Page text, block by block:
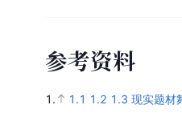
参考资料
1. 1.1 1.2 1.3 现实题材